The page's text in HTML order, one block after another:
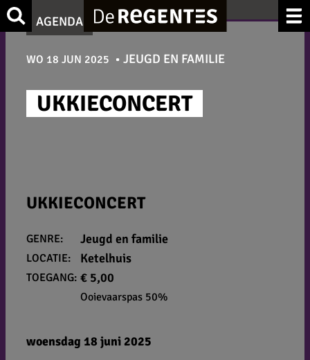
Ga
naar
Zoek
AGENDA
WO 18 JUN 2025 JEUGD EN FAMILIE
UKKIECONCERT
UKKIECONCERT
GENRE: Jeugd en familie
LOCATIE: Ketelhuis
TOEGANG: € 5,00
Ooievaarspas 50%
woensdag 18 juni 2025